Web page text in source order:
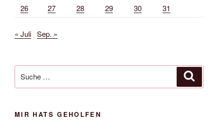
26
27 28 29 30 31
« Juli Sep. »
nach:
MIR HATS GEHOLFEN